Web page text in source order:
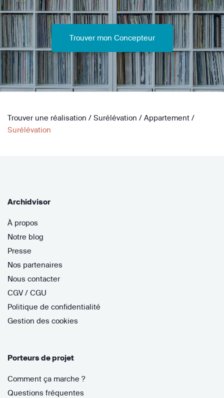
Trouver mon Concepteur
Trouver une réalisation / Surélévation / Appartement /
Surélévation
Archidvisor
À propos
Notre blog
Presse
Nos partenaires
Nous contacter
CGV / CGU
Politique de confidentialité
Gestion des cookies
Porteurs de projet
Comment ça marche ?
Questions fréquentes